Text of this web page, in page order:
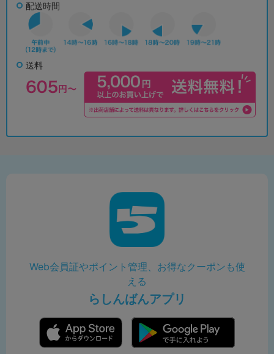
配送時間
送料
Web会員証やポイント管理、お得なクーポンも使
える
らしんばんアプリ